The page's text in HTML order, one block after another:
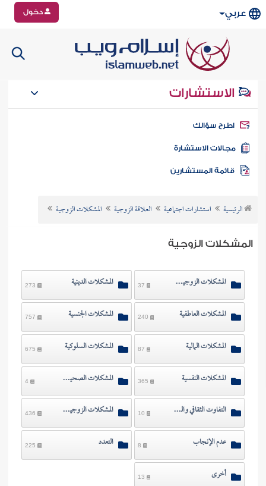
عربي دخول
الاستشارات
سؤالك
الاستشارة
الرئيسية استشارات اجتماعية العلاقة الزوجية المشكلات الزوجية
المشكلات الزوجية
المشكلات الزوجية وآثارها المشكلات الدينية 273
المشكلات العاطفية المشكلات الجنسية 757
المشكلات المالية المشكلات السلوكية 675
المشكلات النفسية المشكلات الصحية والبدنية 4
التفاوت الثقافي والعلمي المشكلات الزوجية بسبب الأقارب وغيرهم 436
عدم الإنجاب التعدد 225
أخرى